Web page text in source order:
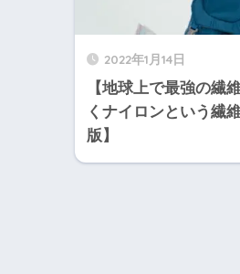
2022年1月14日
【地球上で最強の繊
くナイロンという繊
版】